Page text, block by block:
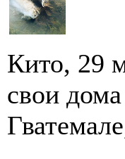
Кито, 29
свои